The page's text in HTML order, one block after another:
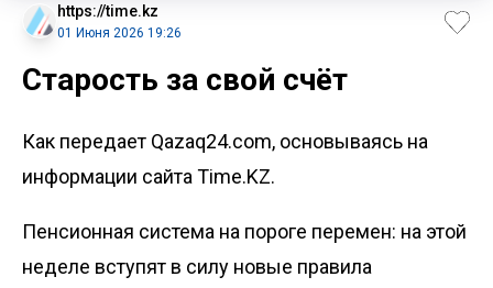
https://time.kz
01 Июня 2026 19:26
Старость за свой счёт
Как передает Qazaq24.com, основываясь на
информации сайта Time.KZ.
Пенсионная система на пороге перемен: на этой
неделе вступят в силу новые правила